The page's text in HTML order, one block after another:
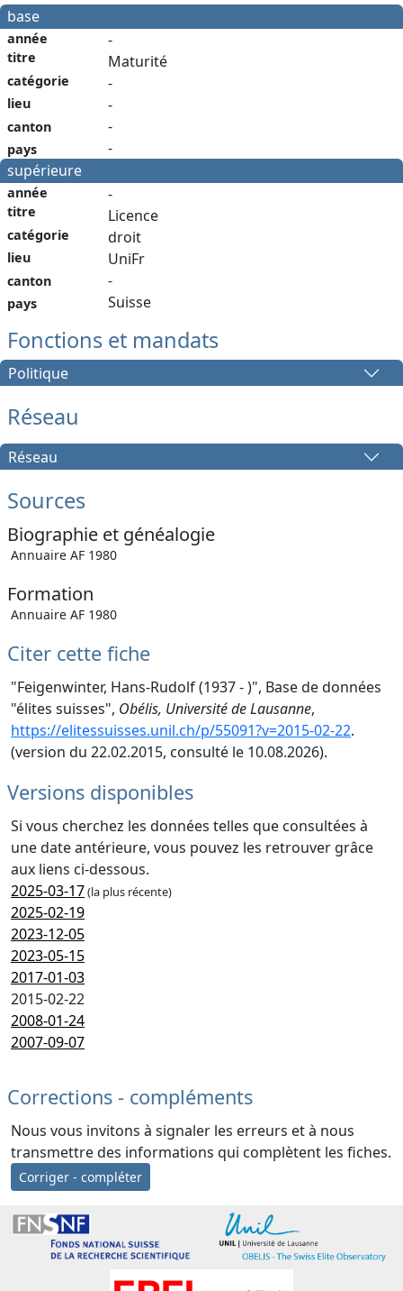
base
année
titre
catégorie
lieu
canton
pays
-
Maturité
-
-
-
-
supérieure
année
titre
catégorie
lieu
canton
pays
-
Licence
droit
UniFr
-
Suisse
Fonctions et mandats
Politique
Réseau
Réseau
Sources
Biographie et généalogie
Annuaire AF 1980
Formation
Annuaire AF 1980
Citer cette fiche
"Feigenwinter, Hans-Rudolf (1937 - )", Base de données
"élites suisses", Obélis, Université de Lausanne,
https://elitessuisses.unil.ch/p/55091?v=2015-02-22.
(version du 22.02.2015, consulté le 10.08.2026).
Versions disponibles
Si vous cherchez les données telles que consultées à
une date antérieure, vous pouvez les retrouver grâce
aux liens ci-dessous.
2025-03-17(la plus récente)
2025-02-19
2023-12-05
2023-05-15
2017-01-03
2015-02-22
2008-01-24
2007-09-07
Corrections - compléments
Nous vous invitons à signaler les erreurs et à nous
transmettre des informations qui complètent les fiches.
Corriger - compléter